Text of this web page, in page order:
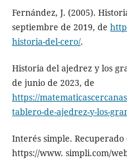
Fernández, J. (2005).
septiembre de 2019, de
historia-del-cero/.
Historia del ajedrez y los
de junio de 2023, de
https://
tablero-de-ajedrez-y-los-
Interés simple.
https://www. simpli.com/